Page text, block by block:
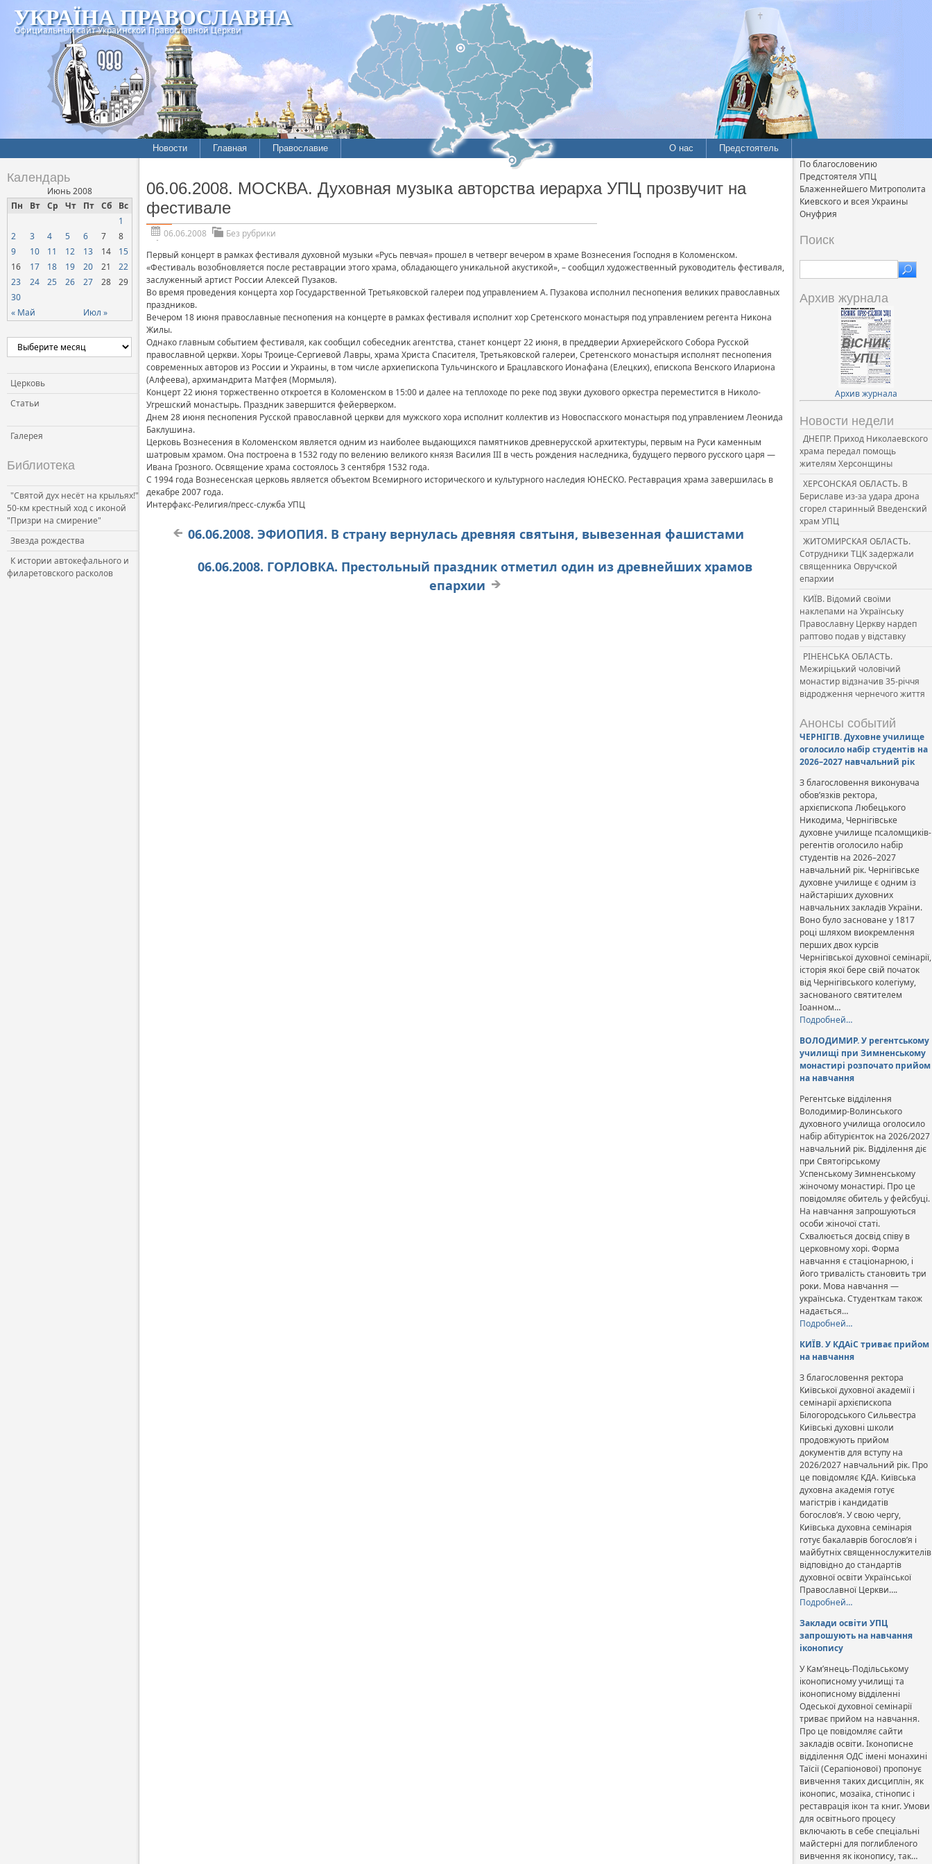
УКРАЇНА ПРАВОСЛАВНА
Официальный сайт Украинской Православной Церкви
Новости Главная Православие О нас Предстоятель
Календарь
Июнь 2008
Пн
Вт Ср Чт Пт Сб Вс
« Май Июл »
1
2
3 4 5 6 7
8
9
10 11 12 13 14
15
16
17 18 19 20 21
22
23
24 25 26 27 28
29
30
Церковь
Статьи
Галерея
Библиотека
"Святой дух несёт на крыльях!"
50-км крестный ход с иконой
"Призри на смирение"
Звезда рождества
К истории автокефального и
филаретовского расколов
06.06.2008. МОСКВА. Духовная музыка авторства иерарха УПЦ прозвучит на
фестивале
06.06.2008
Без рубрики
Первый концерт в рамках фестиваля духовной музыки «Русь певчая» прошел в четверг вечером в храме Вознесения Господня в Коломенском.
«Фестиваль возобновляется после реставрации этого храма, обладающего уникальной акустикой», – сообщил художественный руководитель фестиваля,
заслуженный артист России Алексей Пузаков.
Во время проведения концерта хор Государственной Третьяковской галереи под управлением А. Пузакова исполнил песнопения великих православных
праздников.
Вечером 18 июня православные песнопения на концерте в рамках фестиваля исполнит хор Сретенского монастыря под управлением регента Никона
Жилы.
Однако главным событием фестиваля, как сообщил собеседник агентства, станет концерт 22 июня, в преддверии Архиерейского Собора Русской
православной церкви. Хоры Троице-Сергиевой Лавры, храма Христа Спасителя, Третьяковской галереи, Сретенского монастыря исполнят песнопения
современных авторов из России и Украины, в том числе архиепископа Тульчинского и Брацлавского Ионафана (Елецких), епископа Венского Илариона
(Алфеева), архимандрита Матфея (Мормыля).
Концерт 22 июня торжественно откроется в Коломенском в 15:00 и далее на теплоходе по реке под звуки духового оркестра переместится в Николо-
Угрешский монастырь. Праздник завершится фейерверком.
Днем 28 июня песнопения Русской православной церкви для мужского хора исполнит коллектив из Новоспасского монастыря под управлением Леонида
Баклушина.
Церковь Вознесения в Коломенском является одним из наиболее выдающихся памятников древнерусской архитектуры, первым на Руси каменным
шатровым храмом. Она построена в 1532 году по велению великого князя Василия III в честь рождения наследника, будущего первого русского царя —
Ивана Грозного. Освящение храма состоялось 3 сентября 1532 года.
С 1994 года Вознесенская церковь является объектом Всемирного исторического и культурного наследия ЮНЕСКО. Реставрация храма завершилась в
декабре 2007 года.
Интерфакс-Религия/пресс-служба УПЦ
06.06.2008. ЭФИОПИЯ. В страну вернулась древняя святыня, вывезенная фашистами
06.06.2008. ГОРЛОВКА. Престольный праздник отметил один из древнейших храмов
епархии
По благословению
Предстоятеля УПЦ
Блаженнейшего Митрополита
Киевского и всея Украины
Онуфрия
Поиск
Архив журнала
Архив журнала
Новости недели
ДНЕПР. Приход Николаевского
храма передал помощь
жителям Херсонщины
ХЕРСОНСКАЯ ОБЛАСТЬ. В
Бериславе из-за удара дрона
сгорел старинный Введенский
храм УПЦ
ЖИТОМИРСКАЯ ОБЛАСТЬ.
Сотрудники ТЦК задержали
священника Овручской
епархии
КИЇВ. Відомий своїми
наклепами на Українську
Православну Церкву нардеп
раптово подав у відставку
РІНЕНСЬКА ОБЛАСТЬ.
Межиріцький чоловічий
монастир відзначив 35-річчя
відродження чернечого життя
Анонсы событий
ЧЕРНІГІВ. Духовне училище
оголосило набір студентів на
2026–2027 навчальний рік
З благословення виконувача
обов’язків ректора,
архієпископа Любецького
Никодима, Чернігівське
духовне училище псаломщиків-
регентів оголосило набір
студентів на 2026–2027
навчальний рік. Чернігівське
духовне училище є одним із
найстаріших духовних
навчальних закладів України.
Воно було засноване у 1817
році шляхом виокремлення
перших двох курсів
Чернігівської духовної семінарії,
історія якої бере свій початок
від Чернігівського колегіуму,
заснованого святителем
Іоанном…
Подробней…
ВОЛОДИМИР. У регентському
училищі при Зимненському
монастирі розпочато прийом
на навчання
Регентське відділення
Володимир-Волинського
духовного училища оголосило
набір абітурієнток на 2026/2027
навчальний рік. Відділення діє
при Святогірському
Успенському Зимненському
жіночому монастирі. Про це
повідомляє обитель у фейсбуці.
На навчання запрошуються
особи жіночої статі.
Схвалюється досвід співу в
церковному хорі. Форма
навчання є стаціонарною, і
його тривалість становить три
роки. Мова навчання —
українська. Студенткам також
надається…
Подробней…
КИЇВ. У КДАіС триває прийом
на навчання
З благословення ректора
Київської духовної академії і
семінарії архієпископа
Білогородського Сильвестра
Київські духовні школи
продовжують прийом
документів для вступу на
2026/2027 навчальний рік. Про
це повідомляє КДА. Київська
духовна академія готує
магістрів і кандидатів
богослов’я. У свою чергу,
Київська духовна семінарія
готує бакалаврів богослов’я і
майбутніх священнослужителів
відповідно до стандартів
духовної освіти Української
Православної Церкви….
Подробней…
Заклади освіти УПЦ
запрошують на навчання
іконопису
У Кам’янець-Подільському
іконописному училищі та
іконописному відділенні
Одеської духовної семінарії
триває прийом на навчання.
Про це повідомляє сайти
закладів освіти. Іконописне
відділення ОДС імені монахині
Таїсії (Серапіонової) пропонує
вивчення таких дисциплін, як
іконопис, мозаїка, стінопис і
реставрація ікон та книг. Умови
для освітнього процесу
включають в себе спеціальні
майстерні для поглибленого
вивчення як іконопису, так…